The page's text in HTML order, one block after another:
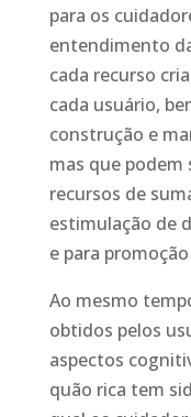
para os
entendimento
cada recurso
cada usuário,
construção e
mas que podem
recursos de
estimulação de
e para
Ao mesmo
obtidos pelos
aspectos
quão rica tem